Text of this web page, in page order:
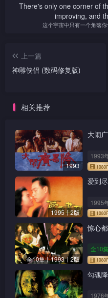
式，但因心绪不宁，进度很
慢，蓝一尘与素雯极力鼓励
情剑法」，应无物激动地称
谓，青麟终不负他半生的心
素雯临盆在即，痛苦呻
不幸被密探发现，暗中往通知
狄青麟，铮警觉有人跟踪，急
忙惊逃。
当铮奔返山上时，狄青麟
与众锦衣卫追踪而至。眼见素
雯快将生产，铮手足无措，蓝
一尘当机立断，著铮抱起素雯
逃走，由他自己一人来对付狄
青麟。铮固执，坚持要与狄决
高下，蓝气极，大喝他要为下
一代著想，铮无言，痛苦离
去。蓝一尘死在麟手中。
There's only one corner of
improving, and
这个宇宙中只有一个角落
上一篇
神雕侠侣 (数码修复版)
相关推荐
1993
大闹
1993
1995丨2版
爱到
1995
全10集丨1993丨2版
惊心
全10
勾魂
1976